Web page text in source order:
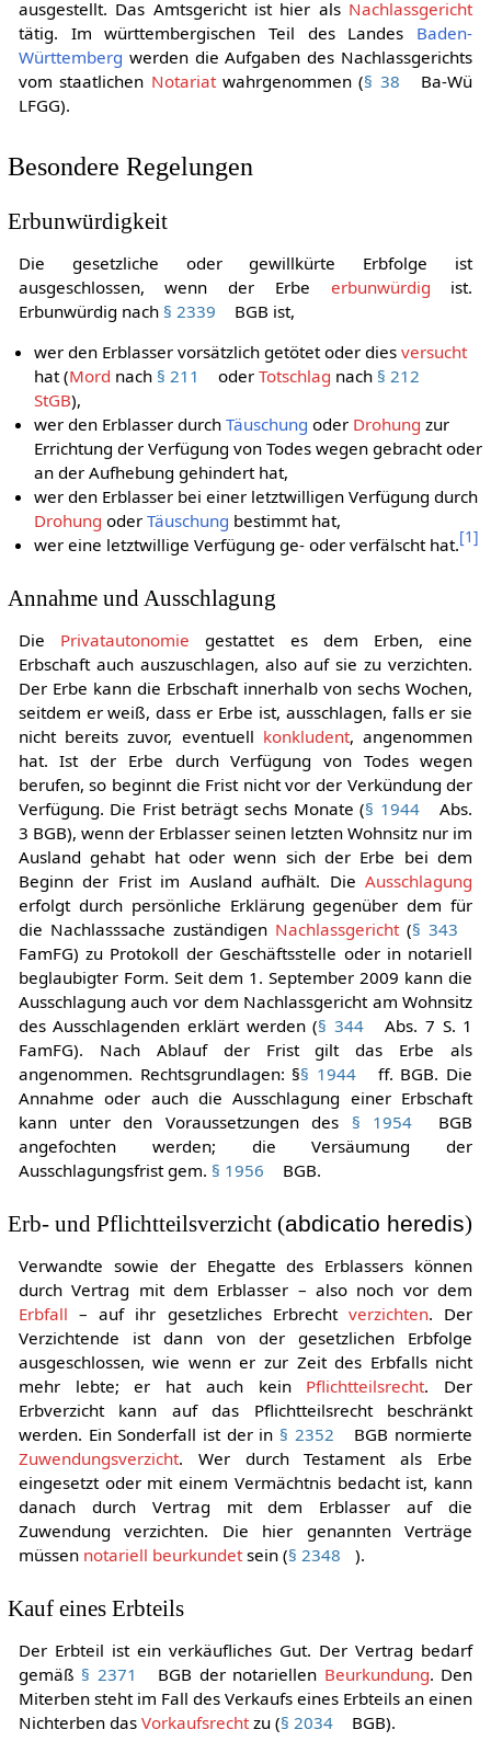
Der Erbschein wird nur auf Antrag durch dasAmtsgericht
ausgestellt. Das Amtsgericht ist hier alsNachlassgericht
tätig. Im württembergischen Teil des LandesBaden-
Württembergwerden die Aufgaben des Nachlassgerichts
vom staatlichen
Die gesetzliche oder gewillkürte Erbfolge ist
ausgeschlossen, wenn der Erbe
wer den Erblasser vorsätzlich getötet oder diesversucht
hat (Mord
StGB),
wer den Erblasser durchTäuschungoderDrohungzur
Errichtung der Verfügung von Todes wegen gebracht oder
an der Aufhebung gehindert hat,
wer den Erblasser bei einer letztwilligen Verfügung durch
Drohung oderTäuschungbestimmt hat,
DiePrivatautonomiegestattet es dem Erben, eine
Erbschaft auch auszuschlagen, also auf sie zu verzichten.
Der Erbe kann die Erbschaft innerhalb von sechs Wochen,
seitdem er weiß, dass er Erbe ist, ausschlagen, falls er sie
nicht bereits zuvor, eventuellkonkludent, angenommen
hat. Ist der Erbe durch Verfügung von Todes wegen
berufen, so beginnt die Frist nicht vor der Verkündung der
Verfügung. Die Frist beträgt sechs Monate (§ 1944
Abs.
3 BGB), wenn der Erblasser seinen letzten Wohnsitz nur im
Ausland gehabt hat oder wenn sich der Erbe bei dem
Beginn der Frist im Ausland aufhält. DieAusschlagung
erfolgt durch persönliche Erklärung gegenüber dem für
die Nachlasssache zuständigenNachlassgericht(§ 343
FamFG) zu Protokoll der Geschäftsstelle oder in notariell
beglaubigter Form. Seit dem 1. September 2009 kann die
Ausschlagung auch vor dem Nachlassgericht am Wohnsitz
des Ausschlagenden erklärt werden (§ 344
Abs. 7 S. 1
FamFG). Nach Ablauf der Frist gilt das Erbe als
angenommen. Rechtsgrundlagen: §§ 1944
ff. BGB. Die
Annahme oder auch die Ausschlagung einer Erbschaft
kann unter den Voraussetzungen des§ 1954
BGB
angefochten werden; die Versäumung der
Verwandte sowie der Ehegatte des Erblassers können
durch Vertrag mit dem Erblasser – also noch vor dem
Erbfall– auf ihr gesetzliches Erbrechtverzichten. Der
Verzichtende ist dann von der gesetzlichen Erbfolge
ausgeschlossen, wie wenn er zur Zeit des Erbfalls nicht
mehr lebte; er hat auch keinPflichtteilsrecht. Der
Erbverzicht kann auf das Pflichtteilsrecht beschränkt
werden. Ein Sonderfall ist der in§ 2352
BGB normierte
Zuwendungsverzicht . Wer durch Testament als Erbe
eingesetzt oder mit einem Vermächtnis bedacht ist, kann
danach durch Vertrag mit dem Erblasser auf die
Zuwendung verzichten. Die hier genannten Verträge
Der Erbteil ist ein verkäufliches Gut. Der Vertrag bedarf
gemäß§ 2371 BGB der notariellenBeurkundung. Den
Miterben steht im Fall des Verkaufs eines Erbteils an einen